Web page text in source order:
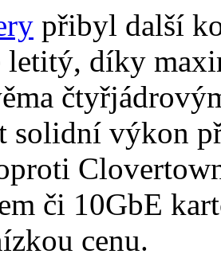
přibyl další
díky
solidní výkon
či 10GbE
cenu.